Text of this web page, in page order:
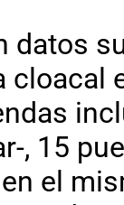
datos
cloacal
, 15
el